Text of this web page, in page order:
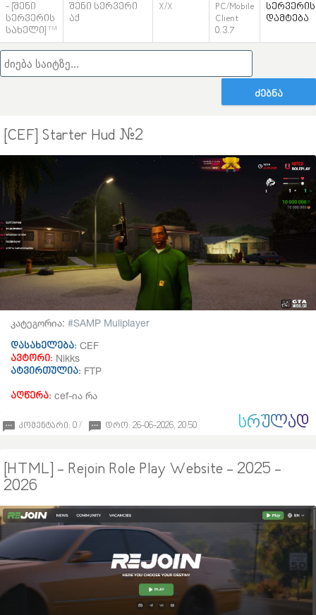
- [შენი
სერვერის
სახელი]™
შენი სერვერი
აქ
X/X
PC/Mobile
Client
0.3.7
სერვერის
დამტება
ᲫᲔᲑᲜᲐ
[CEF] Starter Hud #2
კატეგორია:
SAMP Muliplayer
დასახელება: CEF
ავტორი: Nikks
ატვირთულია: FTP
აღწერა: cef-ია რა
კომენტარი: 0 / დრო: 26-06-2026, 20:50 ᲡᲠᲣᲚᲐᲓ
[HTML] - Rejoin Role Play Website - 2025 -
2026